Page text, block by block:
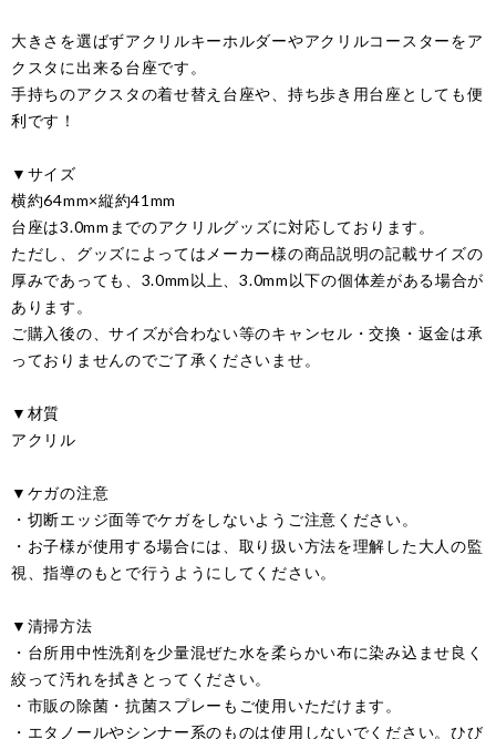
大きさを選ばずアクリルキーホルダーやアクリルコースターをア
クスタに出来る台座です。
手持ちのアクスタの着せ替え台座や、持ち歩き用台座としても便
利です！
▼サイズ
横約64mm×縦約41mm
台座は3.0mmまでのアクリルグッズに対応しております。
ただし、グッズによってはメーカー様の商品説明の記載サイズの
厚みであっても、3.0mm以上、3.0mm以下の個体差がある場合が
あります。
ご購入後の、サイズが合わない等のキャンセル・交換・返金は承
っておりませんのでご了承くださいませ。
▼材質
アクリル
▼ケガの注意
・切断エッジ面等でケガをしないようご注意ください。
・お子様が使用する場合には、取り扱い方法を理解した大人の監
視、指導のもとで行うようにしてください。
▼清掃方法
・台所用中性洗剤を少量混ぜた水を柔らかい布に染み込ませ良く
絞って汚れを拭きとってください。
・市販の除菌・抗菌スプレーもご使用いただけます。
・エタノールやシンナー系のものは使用しないでください。ひび